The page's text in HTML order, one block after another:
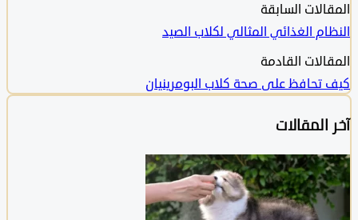
السابقة
الغذائي المثالي لكلاب الصيد
القادمة
على صحة كلاب البومرينيان